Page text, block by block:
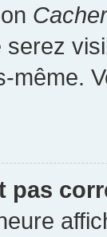
même.
pas